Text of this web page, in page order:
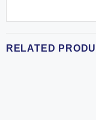
RELATED